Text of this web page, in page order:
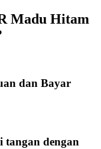
Madu Hitam
dan Bayar
tangan dengan